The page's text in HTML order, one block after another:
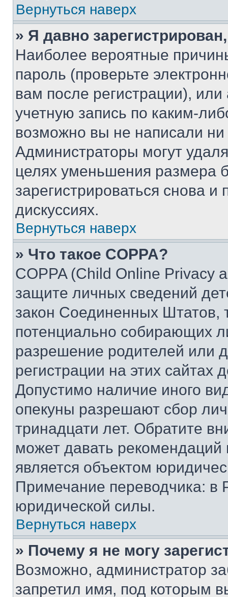
Вернуться наверх
» Я давно
Наиболее вероятные
пароль (проверьте
вам после регистрации),
учетную запись по каким-
возможно вы не написали
Администраторы могут
целях уменьшения размера
зарегистрироваться снова и
дискуссиях.
Вернуться наверх
» Что такое COPPA?
COPPA (Child Online Privacy
защите личных сведений
закон Соединенных Штатов,
потенциально собирающих
разрешение родителей или
регистрации на этих сайтах
Допустимо наличие иного
опекуны разрешают сбор
тринадцати лет. Обратите
может давать
является объектом
Примечание переводчика: в
юридической силы.
Вернуться наверх
» Почему я не могу
Возможно, администратор
запретил имя, под которым